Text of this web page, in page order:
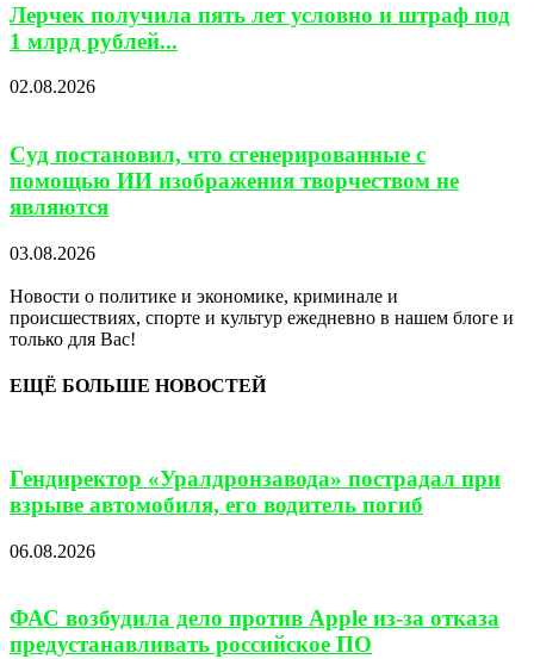
Лерчек получила пять лет условно и штраф под
1 млрд рублей...
02.08.2026
Суд постановил, что сгенерированные с
помощью ИИ изображения творчеством не
являются
03.08.2026
Новости о политике и экономике, криминале и
происшествиях, спорте и культур ежедневно в нашем блоге и
только для Вас!
ЕЩЁ БОЛЬШЕ НОВОСТЕЙ
Гендиректор «Уралдронзавода» пострадал при
взрыве автомобиля, его водитель погиб
06.08.2026
ФАС возбудила дело против Apple из-за отказа
предустанавливать российское ПО